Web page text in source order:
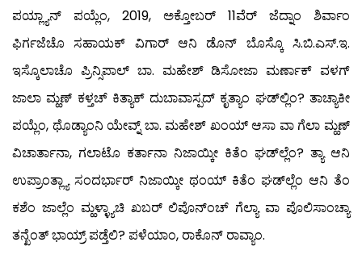
ಪಯ್ಲ್ಯಾನ್ ಪಯ್ಲೆಂ, 2019, ಅಕ್ತೋಬರ್ 11ವೆರ್ ಜೆದ್ನಾಂ ಶಿರ್ವಾಂ
ಫಿರ್ಗಜೆಚೊ ಸಹಾಯಕ್ ವಿಗಾರ್ ಆನಿ ಡೊನ್ ಬೊಸ್ಕೊ ಸಿ.ಬಿ.ಎಸ್.ಇ.
ಇಸ್ಕೊಲಾಚೊ ಪ್ರಿನ್ಸಿಪಾಲ್ ಬಾ. ಮಹೇಶ್ ಡಿಸೋಜಾ ಮರ್ಣಾಕ್ ವಳಗ್
ಜಾಲಾ ಮ್ಹಣ್ ಕಳ್ತಚ್ ಕಿತ್ಯಾಕ್ ದುಬಾವಾಸ್ಪದ್ ಕೃತ್ಯಾಂ ಘಡ್‍ಲ್ಲಿಂ? ತಾಚ್ಯಾಕೀ
ಪಯ್ಲೆಂ, ಥೊಡ್ಯಾಂನಿ ಯೇವ್ನ್ ಬಾ. ಮಹೇಶ್ ಖಂಯ್ ಆಸಾ ವಾ ಗೆಲಾ ಮ್ಹಣ್
ವಿಚಾರ್ತಾನಾ, ಗಲಾಟೊ ಕರ್ತಾನಾ ನಿಜಾಯ್ಕೀ ಕಿತೆಂ ಘಡ್‍ಲ್ಲೆಂ? ತ್ಯಾ ಆನಿ
ಉಪ್ರಾಂತ್ಲ್ಯಾ ಸಂದರ್ಭಾರ್ ನಿಜಾಯ್ಕೀ ಥಂಯ್ ಕಿತೆಂ ಘಡ್‍ಲ್ಲೆಂ ಆನಿ ತೆಂ
ಕಶೆಂ ಜಾಲ್ಲೆಂ ಮ್ಹಳ್ಳ್ಯಾಚಿ ಖಬರ್ ಲಿಪೊನ್‍ಂಚ್ ಗೆಲ್ಯಾ ವಾ ಪೊಲಿಸಾಂಚ್ಯಾ
ತನ್ಖೆಂತ್ ಭಾಯ್ರ್ ಪಡ್ತೆಲಿ? ಪಳೆಯಾಂ, ರಾಕೊನ್ ರಾವ್ಯಾಂ.